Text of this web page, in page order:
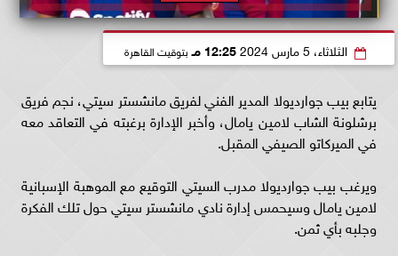
الثلاثاء، 5 مارس 2024 12:25 مـ بتوقيت القاهرة
يتابع بيب جوارديولا المدير الفني لفريق مانشستر سيتي، نجم فريق
برشلونة الشاب لامين يامال، وأخبر الإدارة برغبته في التعاقد معه
في الميركاتو الصيفي المقبل.
ويرغب بيب جوارديولا مدرب السيتي التوقيع مع الموهبة الإسبانية
لامين يامال وسيحمس إدارة نادي مانشستر سيتي حول تلك الفكرة
وجلبه بأي ثمن.